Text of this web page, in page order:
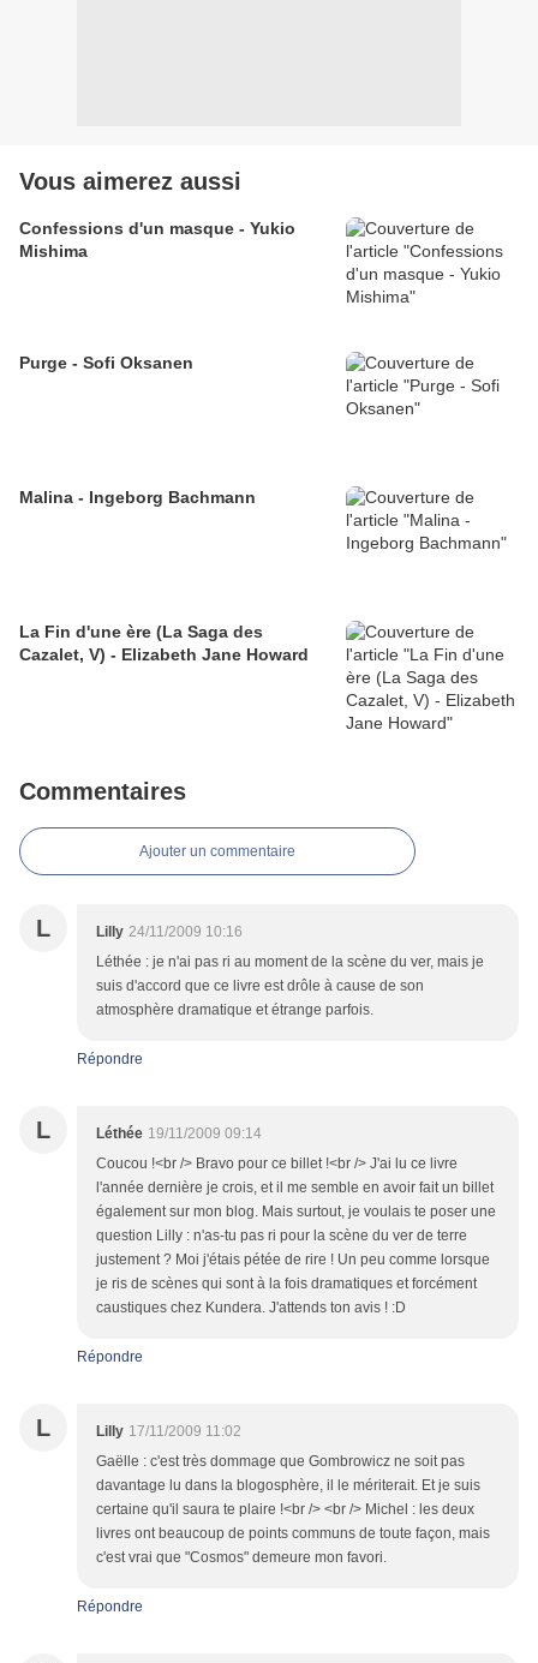
Vous aimerez aussi
Confessions d'un masque - Yukio
Mishima
Purge - Sofi Oksanen
Malina - Ingeborg Bachmann
La Fin d'une ère (La Saga des
Cazalet, V) - Elizabeth Jane Howard
Commentaires
Ajouter un commentaire
L Lilly 24/11/2009 10:16
Léthée : je n'ai pas ri au moment de la scène du ver, mais je
suis d'accord que ce livre est drôle à cause de son
atmosphère dramatique et étrange parfois.
Répondre
L Léthée 19/11/2009 09:14
Coucou !<br /> Bravo pour ce billet !<br /> J'ai lu ce livre
l'année dernière je crois, et il me semble en avoir fait un billet
également sur mon blog. Mais surtout, je voulais te poser une
question Lilly : n'as-tu pas ri pour la scène du ver de terre
justement ? Moi j'étais pétée de rire ! Un peu comme lorsque
je ris de scènes qui sont à la fois dramatiques et forcément
caustiques chez Kundera. J'attends ton avis ! :D
Répondre
L Lilly 17/11/2009 11:02
Gaëlle : c'est très dommage que Gombrowicz ne soit pas
davantage lu dans la blogosphère, il le mériterait. Et je suis
certaine qu'il saura te plaire !<br /> <br /> Michel : les deux
livres ont beaucoup de points communs de toute façon, mais
c'est vrai que "Cosmos" demeure mon favori.
Répondre